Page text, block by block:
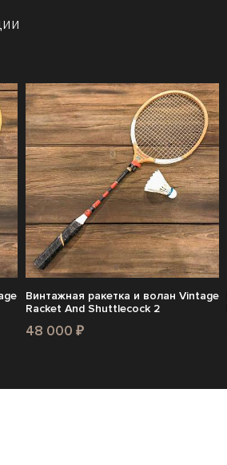
Винтажная ракетка и волан Vintage
Racket And Shuttlecock 2
48 000 ₽